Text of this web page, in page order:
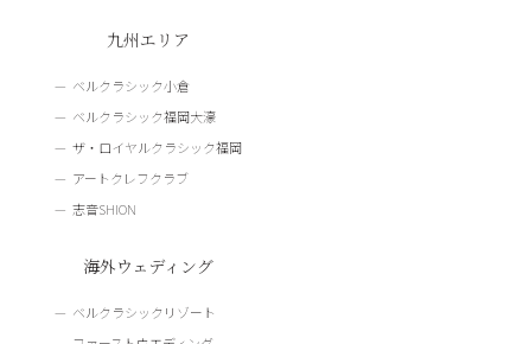
九州エリア
ベルクラシック小倉
ベルクラシック福岡大濠
ザ・ロイヤルクラシック福岡
アートクレフクラブ
志音SHION
海外ウェディング
ベルクラシックリゾート